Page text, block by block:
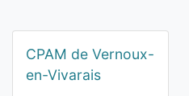
CPAM de Vernoux-
en-Vivarais